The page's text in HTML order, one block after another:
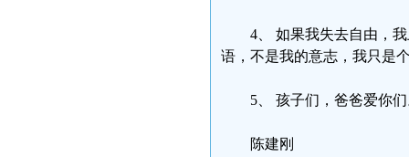
4、 如果我失去自由，
语，不是我的意志，我只是
5、 孩子们，爸爸爱你
陈建刚